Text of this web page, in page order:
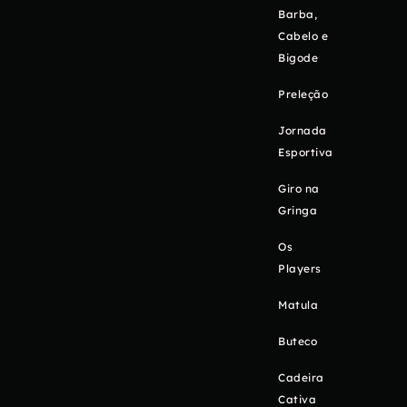
Barba,
Cabelo e
Bigode
Preleção
Jornada
Esportiva
Giro na
Gringa
Os
Players
Matula
Buteco
Cadeira
Cativa